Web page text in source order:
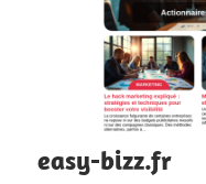
easy-bizz.fr